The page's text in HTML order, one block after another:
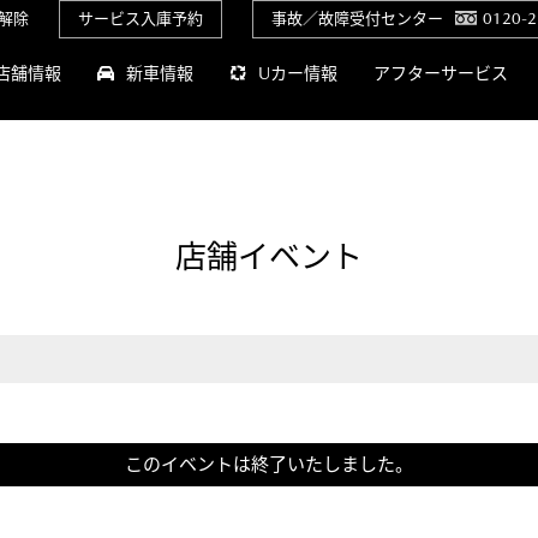
除 サービス入庫予約 事故／故障受付センター 0120-
舗情報 新車情報 Uカー情報 アフターサービス
店舗イベント
このイベントは終了いたしました。